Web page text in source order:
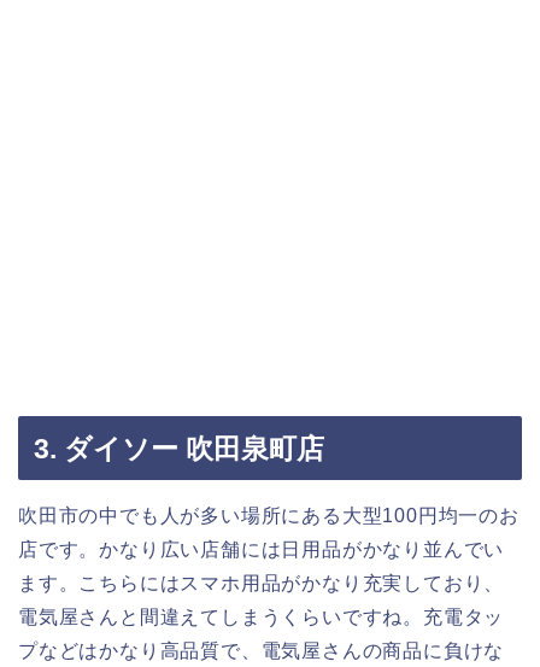
3. ダイソー 吹田泉町店
吹田市の中でも人が多い場所にある大型100円均一のお
店です。かなり広い店舗には日用品がかなり並んでい
ます。こちらにはスマホ用品がかなり充実しており、
電気屋さんと間違えてしまうくらいですね。充電タッ
プなどはかなり高品質で、電気屋さんの商品に負けな